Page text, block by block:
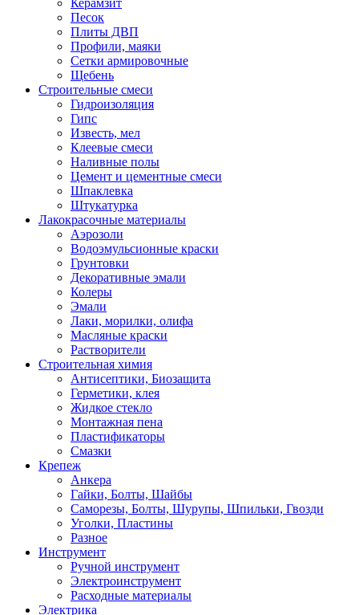
Керамзит
Песок
Плиты ДВП
Профили, маяки
Сетки армировочные
Щебень
Строительные смеси
Гидроизоляция
Гипс
Известь, мел
Клеевые смеси
Наливные полы
Цемент и цементные смеси
Шпаклевка
Штукатурка
Лакокрасочные материалы
Аэрозоли
Водоэмульсионные краски
Грунтовки
Декоративные эмали
Колеры
Эмали
Лаки, морилки, олифа
Масляные краски
Растворители
Строительная химия
Антисептики, Биозащита
Герметики, клея
Жидкое стекло
Монтажная пена
Пластификаторы
Смазки
Крепеж
Анкера
Гайки, Болты, Шайбы
Саморезы, Болты, Шурупы, Шпильки, Гвозди
Уголки, Пластины
Разное
Инструмент
Ручной инструмент
Электроинструмент
Расходные материалы
Электрика